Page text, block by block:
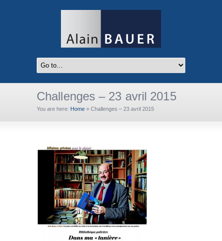
Challenges – 23 avril 2015
You are here: Home » Challenges – 23 avril 2015